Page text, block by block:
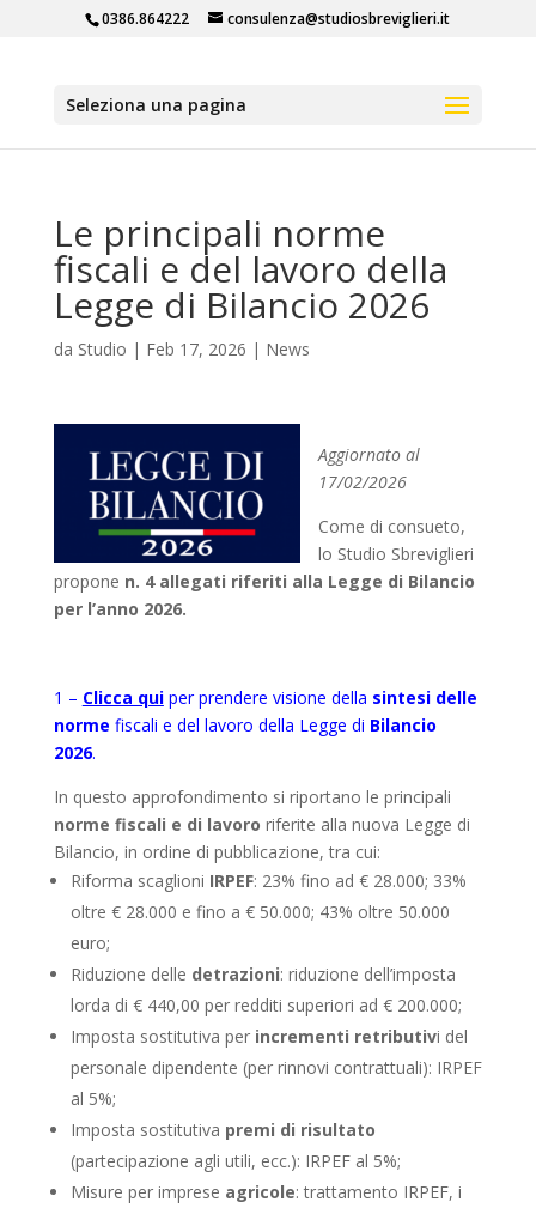
0386.864222 consulenza@studiosbreviglieri.it
Seleziona una pagina
Le principali norme
fiscali e del lavoro della
Legge di Bilancio 2026
da Studio | Feb 17, 2026 | News
Aggiornato al
17/02/2026
Come di consueto,
lo Studio Sbreviglieri
propone n. 4 allegati riferiti alla Legge di Bilancio
per l’anno 2026.
1 – Clicca quiper prendere visione della sintesi delle
norme fiscali e del lavoro della Legge di Bilancio
2026.
In questo approfondimento si riportano le principali
norme fiscali e di lavoro riferite alla nuova Legge di
Bilancio, in ordine di pubblicazione, tra cui:
Riforma scaglioni IRPEF: 23% fino ad € 28.000; 33%
oltre € 28.000 e fino a € 50.000; 43% oltre 50.000
euro;
Riduzione delle detrazioni: riduzione dell’imposta
lorda di € 440,00 per redditi superiori ad € 200.000;
Imposta sostitutiva per incrementi retributivi del
personale dipendente (per rinnovi contrattuali): IRPEF
al 5%;
Imposta sostitutiva premi di risultato
(partecipazione agli utili, ecc.): IRPEF al 5%;
Misure per imprese agricole: trattamento IRPEF, i